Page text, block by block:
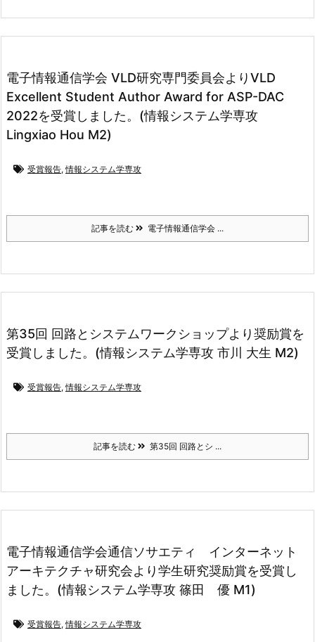
電子情報通信学会 VLD研究専門委員会よりVLD
Excellent Student Author Award for ASP-DAC
2022を受賞しました。(情報システム学専攻
Lingxiao Hou M2)
受賞報告,情報システム学専攻
記事を読む 電子情報通信学会 ...
第35回 回路とシステムワークショップより奨励賞を
受賞しました。(情報システム学専攻 市川 大生 M2)
受賞報告,情報システム学専攻
記事を読む 第35回 回路とシ ...
電子情報通信学会通信ソサエティ インターネット
アーキテクチャ研究会より学生研究奨励賞を受賞し
ました。(情報システム学専攻 篠田 優 M1)
受賞報告,情報システム学専攻